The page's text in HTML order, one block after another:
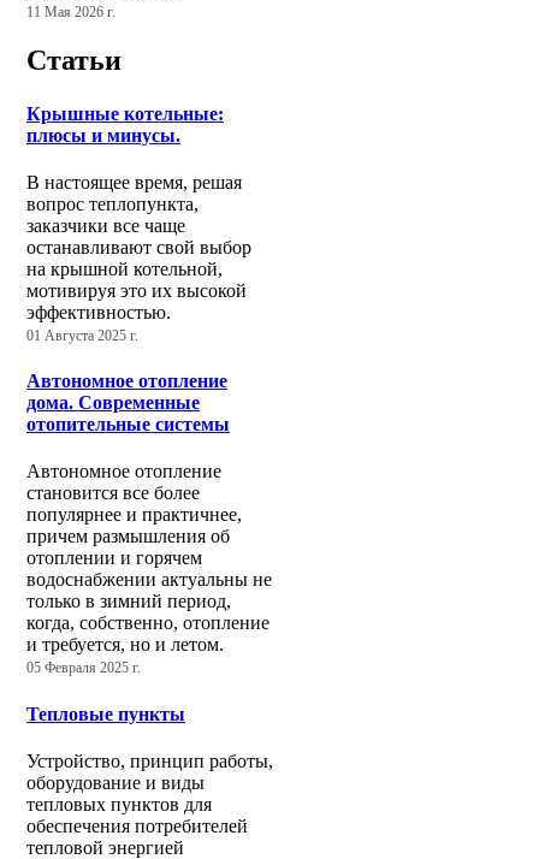
11 Мая 2026 г.
Статьи
Крышные котельные:
плюсы и минусы.
В настоящее время, решая
вопрос теплопункта,
заказчики все чаще
останавливают свой выбор
на крышной котельной,
мотивируя это их высокой
эффективностью.
01 Августа 2025 г.
Автономное отопление
дома. Современные
отопительные системы
Автономное отопление
становится все более
популярнее и практичнее,
причем размышления об
отоплении и горячем
водоснабжении актуальны не
только в зимний период,
когда, собственно, отопление
и требуется, но и летом.
05 Февраля 2025 г.
Тепловые пункты
Устройство, принцип работы,
оборудование и виды
тепловых пунктов для
обеспечения потребителей
тепловой энергией